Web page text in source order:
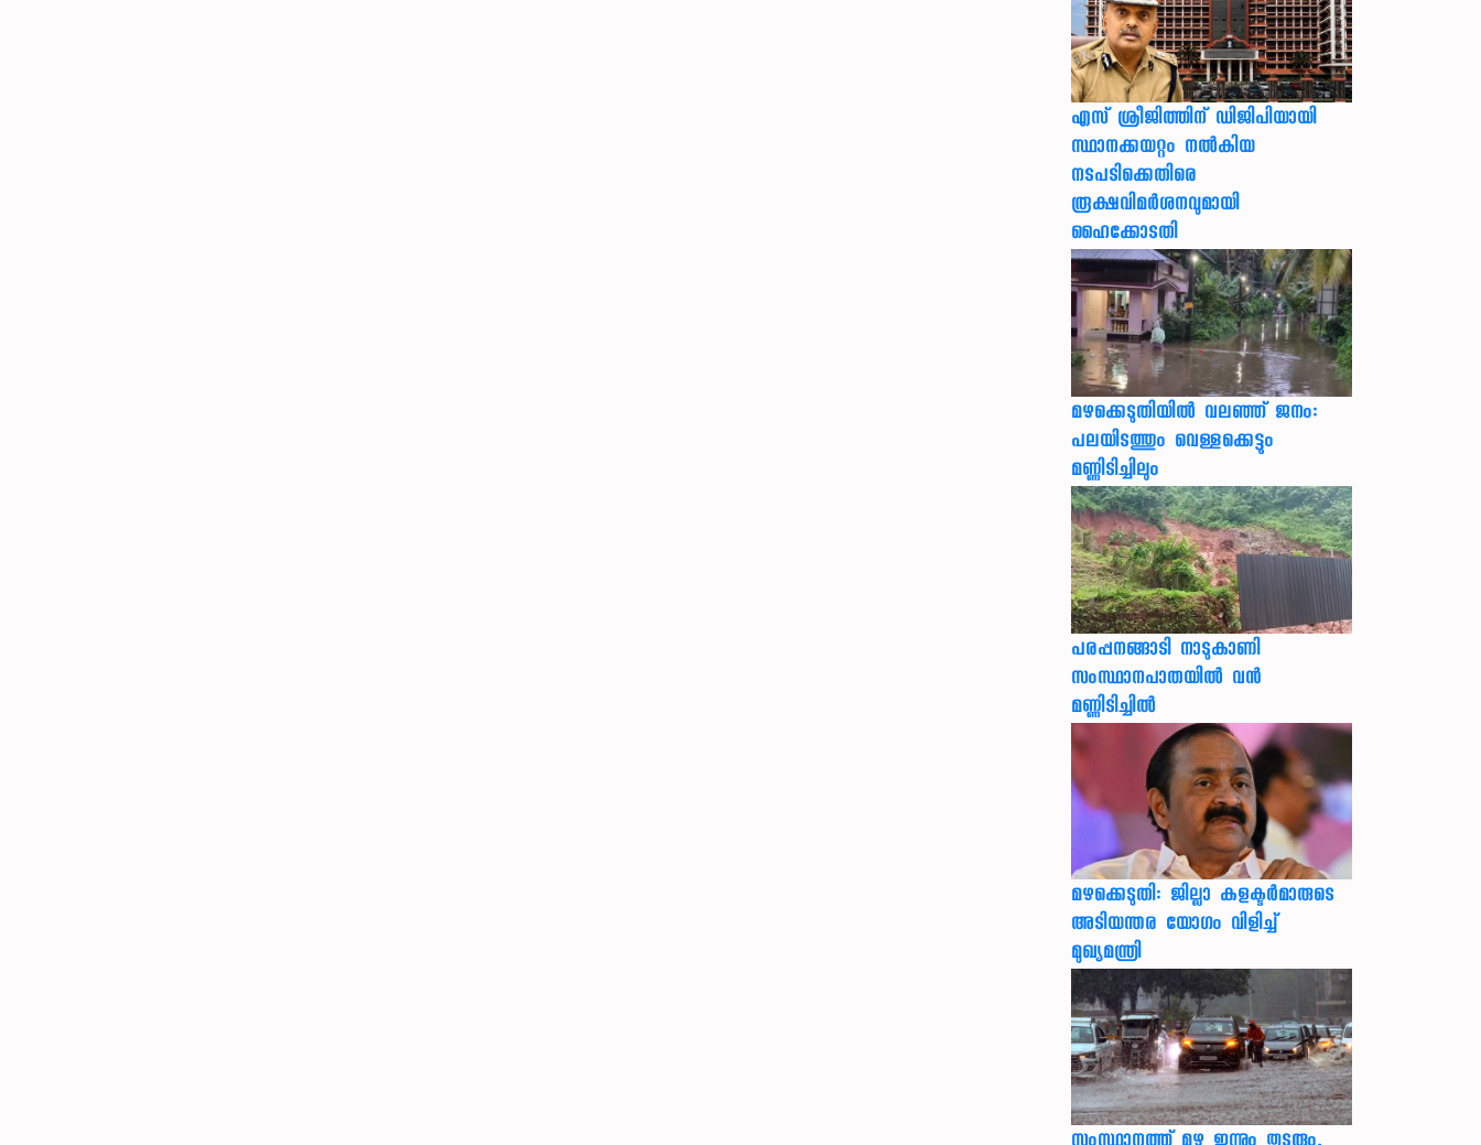
എസ് ശ്രീജിത്തിന് ഡിജിപിയായി
സ്ഥാനക്കയറ്റം നൽകിയ
നടപടിക്കെതിരെ
രൂക്ഷവിമർശനവുമായി
ഹൈക്കോടതി
മഴക്കെടുതിയിൽ വലഞ്ഞ് ജനം:
പലയിടത്തും വെള്ളക്കെട്ടും
മണ്ണിടിച്ചിലും
പരപ്പനങ്ങാടി നാടുകാണി
സംസ്ഥാനപാതയില്‍ വന്‍
മണ്ണിടിച്ചില്‍
മഴക്കെടുതി: ജില്ലാ കളക്ടർമാരുടെ
അടിയന്തര യോഗം വിളിച്ച്
മുഖ്യമന്ത്രി